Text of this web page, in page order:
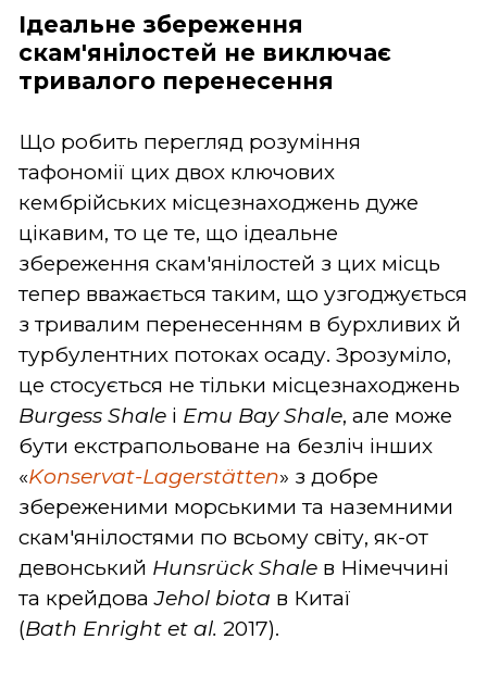
Ідеальне збереження
скам'янілостей не виключає
тривалого перенесення
Що робить перегляд розуміння
тафономії цих двох ключових
кембрійських місцезнаходжень дуже
цікавим, то це те, що ідеальне
збереження скам'янілостей з цих місць
тепер вважається таким, що узгоджується
з тривалим перенесенням в бурхливих й
турбулентних потоках осаду. Зрозуміло,
це стосується не тільки місцезнаходжень
Burgess Shale і Emu BayShale, але може
бути екстрапольоване на безліч інших
«Konservat-Lagerstätten» з добре
збереженими морськими та наземними
скам'янілостями по всьому світу, як-от
девонський HunsrückShale в Німеччині
та крейдоваJehol biota в Китаї
(Bath Enright et al. 2017).